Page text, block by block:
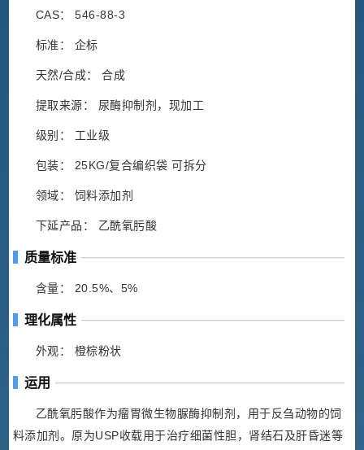
CAS： 546-88-3
标准： 企标
天然/合成： 合成
提取来源： 尿酶抑制剂，现加工
级别： 工业级
包装： 25KG/复合编织袋 可拆分
领域： 饲料添加剂
下延产品： 乙酰氧肟酸
质量标准
含量： 20.5%、5%
理化属性
外观： 橙棕粉状
运用
乙酰氧肟酸作为瘤胃微生物脲酶抑制剂，用于反刍动物的饲
料添加剂。原为USP收载用于治疗细菌性胆，肾结石及肝昏迷等